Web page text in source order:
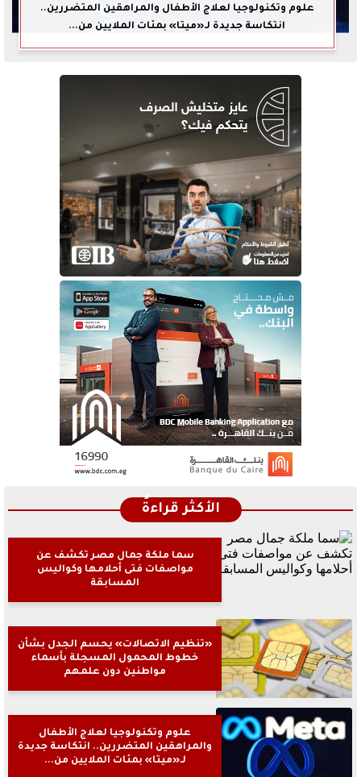
علوم وتكنولوجيا لعلاج الأطفال والمراهقين المتضررين..
انتكاسة جديدة لـ«ميتا» بمئات الملايين من...
الأكثر قراءةً
سما ملكة جمال مصر تكشف عن
مواصفات فتى أحلامها وكواليس
المسابقة
«تنظيم الاتصالات» يحسم الجدل بشأن
خطوط المحمول المسجلة بأسماء
مواطنين دون علمهم
علوم وتكنولوجيا لعلاج الأطفال
والمراهقين المتضررين.. انتكاسة جديدة
لـ«ميتا» بمئات الملايين من...